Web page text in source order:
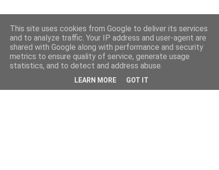
This site uses cookies from Google to deliver its services
and to analyze traffic. Your IP address and user-agent are
shared with Google along with performance and security
metrics to ensure quality of service, generate usage
statistics, and to detect and address abuse.
LEARN MORE GOT IT